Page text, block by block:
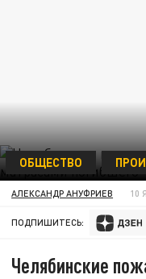
ОБЩЕСТВО
АЛЕКСАНДР АНУФРИЕВ 10
ПОДПИШИТЕСЬ:
Челябинские